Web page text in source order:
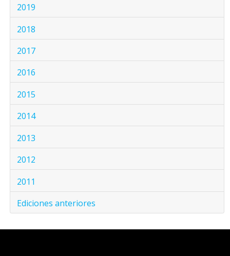
2019
2018
2017
2016
2015
2014
2013
2012
2011
Ediciones anteriores